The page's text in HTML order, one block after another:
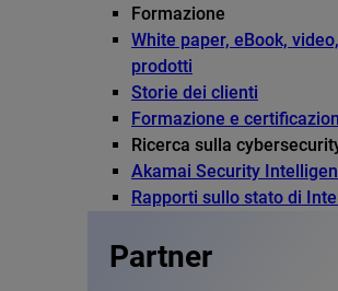
Formazione
White paper, eBook,
prodotti
Storie dei clienti
Formazione e
Ricerca sulla
Akamai Security
Rapporti sullo stato di
Partner